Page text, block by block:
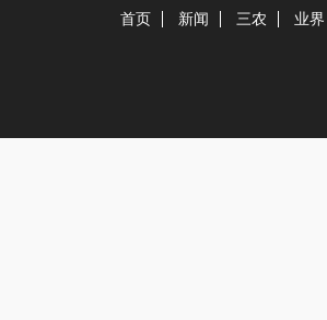
首页 新闻 三农 业界